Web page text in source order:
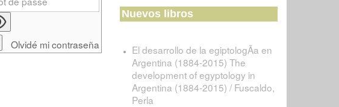
Olvidé mi contraseña
Nuevos libros
El desarrollo de la egiptologÃ­a en
Argentina (1884-2015) The
development of egyptology in
Argentina (1884-2015) / Fuscaldo,
Perla